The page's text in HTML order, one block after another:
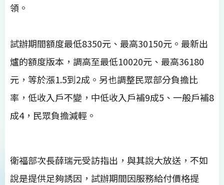
領。
試辦期間額度最低8350元、最高30150元。最新出
爐的額度版本，調高至最低10020元、最高36180
元，等於漲1.5到2成。另也調整民眾部分負擔比
率，低收入戶不變，中低收入戶補9成5、一般戶補8
成4，民眾負擔減輕。
衛福部次長薛瑞元受訪指出，與其說大放送，不如
說是提供足夠誘因，試辦期間因服務給付價格提